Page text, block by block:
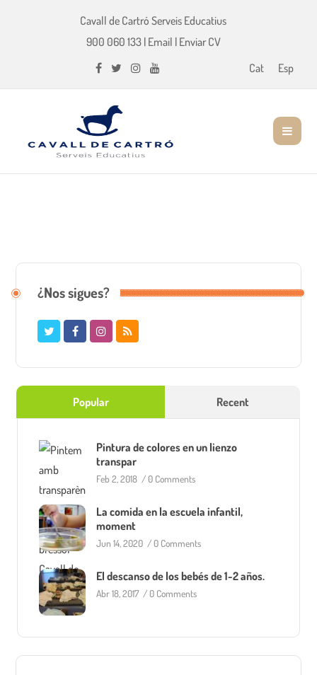
Cavall de Cartró Serveis Educatius
900 060 133| Email | Enviar CV
Cat
Esp
¿Nos sigues?
Popular Recent
Pintura de colores en un lienzo
transpar
Feb 2, 2018 /0 Comments
La comida en la escuela infantil,
moment
Jun 14, 2020 /0 Comments
El descanso de los bebés de 1-2 años.
Abr 18, 2017 /0 Comments